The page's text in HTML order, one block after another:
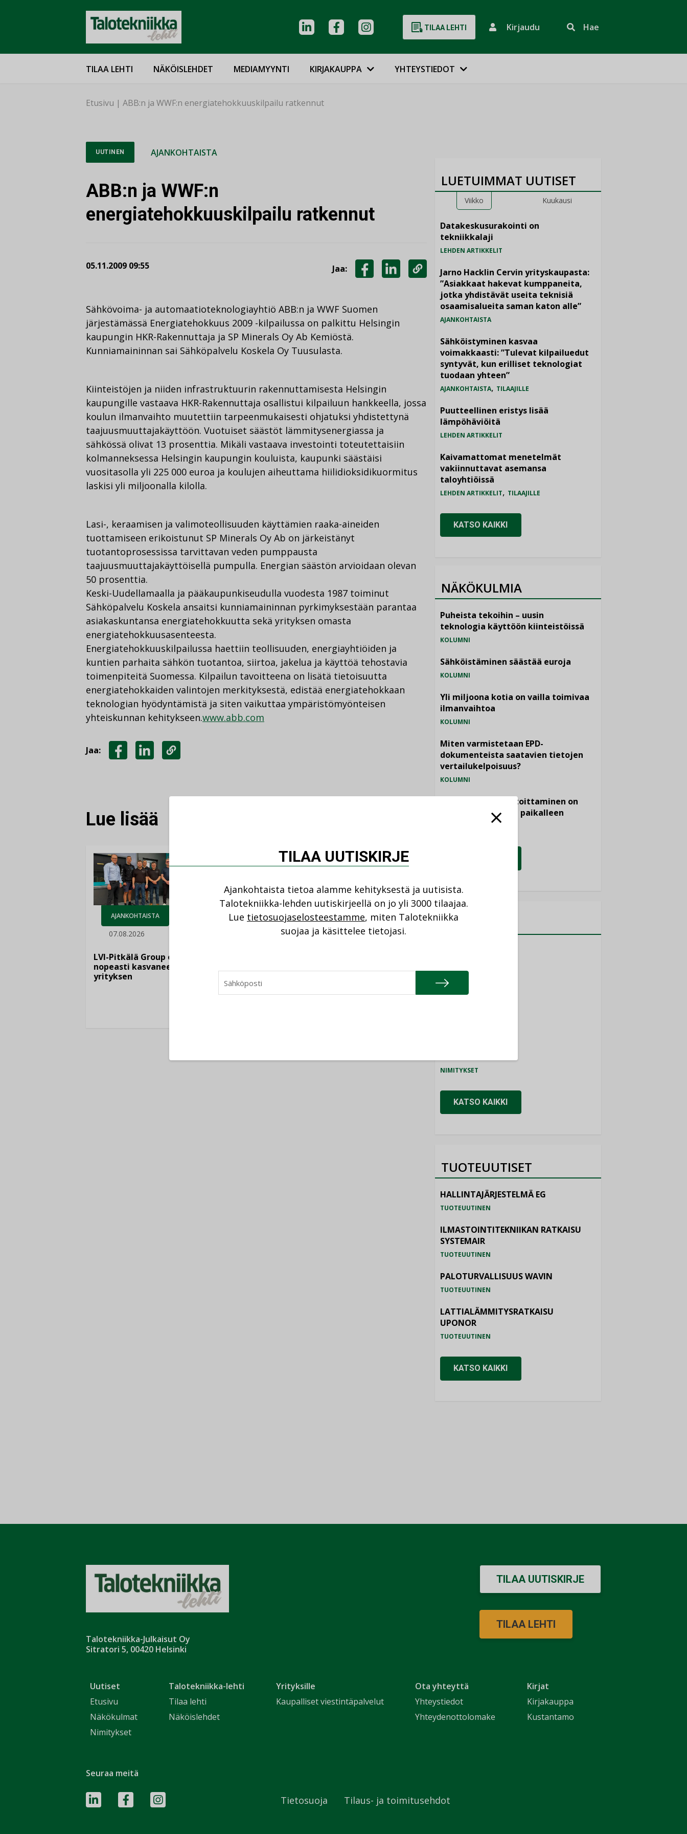
TILAA LEHTI Kirjaudu Hae
TILAA LEHTI NÄKÖISLEHDET MEDIAMYYNTI KIRJAKAUPPA YHTEYSTIEDOT
Etusivu | ABB:n ja WWF:n energiatehokkuuskilpailu ratkennut
UUTINEN AJANKOHTAISTA
ABB:n ja WWF:n
energiatehokkuuskilpailu ratkennut
05.11.2009 09:55 Jaa:
LINKEDINISSÄ
KOPIOI
LINKKI
Sähkövoima- ja automaatioteknologiayhtiö ABB:n ja WWF Suomen
järjestämässä Energiatehokkuus 2009 -kilpailussa on palkittu Helsingin
kaupungin HKR-Rakennuttaja ja SP Minerals Oy Ab Kemiöstä.
Kunniamaininnan sai Sähköpalvelu Koskela Oy Tuusulasta.
Kiinteistöjen ja niiden infrastruktuurin rakennuttamisesta Helsingin
kaupungille vastaava HKR-Rakennuttaja osallistui kilpailuun hankkeella, jossa
koulun ilmanvaihto muutettiin tarpeenmukaisesti ohjatuksi yhdistettynä
taajuusmuuttajakäyttöön. Vuotuiset säästöt lämmitysenergiassa ja
sähkössä olivat 13 prosenttia. Mikäli vastaava investointi toteutettaisiin
kolmanneksessa Helsingin kaupungin kouluista, kaupunki säästäisi
vuositasolla yli 225 000 euroa ja koulujen aiheuttama hiilidioksidikuormitus
laskisi yli miljoonalla kilolla.
Lasi-, keraamisen ja valimoteollisuuden käyttämien raaka-aineiden
tuottamiseen erikoistunut SP Minerals Oy Ab on järkeistänyt
tuotantoprosessissa tarvittavan veden pumppausta
taajuusmuuttajakäyttöisellä pumpulla. Energian säästön arvioidaan olevan
50 prosenttia.
Keski-Uudellamaalla ja pääkaupunkiseudulla vuodesta 1987 toiminut
Sähköpalvelu Koskela ansaitsi kunniamaininnan pyrkimyksestään parantaa
asiakaskuntansa energiatehokkuutta sekä yrityksen omasta
energiatehokkuusasenteesta.
Energiatehokkuuskilpailussa haettiin teollisuuden, energiayhtiöiden ja
kuntien parhaita sähkön tuotantoa, siirtoa, jakelua ja käyttöä tehostavia
toimenpiteitä Suomessa. Kilpailun tavoitteena on lisätä tietoisuutta
energiatehokkaiden valintojen merkityksestä, edistää energiatehokkaan
teknologian hyödyntämistä ja siten vaikuttaa ympäristömyönteisen
yhteiskunnan kehitykseen.www.abb.com
Jaa:
Lue lisää
AJANKOHTAISTA
07.08.2026
LVI-Pitkälä Group osti
nopeasti kasvaneen
yrityksen
Puutteellinen eristys
lisää lämpöhäviöitä
AJANKOHTAISTA
syntyvät, kun erilliset
LUETUIMMAT UUTISET
Viikko Kuukausi
Datakeskusurakointi on
tekniikkalaji
LEHDEN ARTIKKELIT
Jarno Hacklin Cervin yrityskaupasta:
”Asiakkaat hakevat kumppaneita,
jotka yhdistävät useita teknisiä
osaamisalueita saman katon alle”
AJANKOHTAISTA
Sähköistyminen kasvaa
voimakkaasti: ”Tulevat kilpailuedut
syntyvät, kun erilliset teknologiat
tuodaan yhteen”
AJANKOHTAISTA, TILAAJILLE
Puutteellinen eristys lisää
lämpöhäviöitä
LEHDEN ARTIKKELIT
Kaivamattomat menetelmät
vakiinnuttavat asemansa
taloyhtiöissä
LEHDEN ARTIKKELIT, TILAAJILLE
KATSO KAIKKI
NÄKÖKULMIA
Puheista tekoihin – uusin
teknologia käyttöön kiinteistöissä
KOLUMNI
Sähköistäminen säästää euroja
KOLUMNI
Yli miljoona kotia on vailla toimivaa
ilmanvaihtoa
KOLUMNI
Miten varmistetaan EPD-
dokumenteista saatavien tietojen
vertailukelpoisuus?
KOLUMNI
Vesi- ja viemärimitoittaminen on
jämähtänyt ajassa paikalleen
NIMITYKSET
Refair
NIMITYKSET
KATSO KAIKKI
TUOTEUUTISET
HALLINTAJÄRJESTELMÄ EG
TUOTEUUTINEN
ILMASTOINTITEKNIIKAN RATKAISU
SYSTEMAIR
TUOTEUUTINEN
PALOTURVALLISUUS WAVIN
TUOTEUUTINEN
LATTIALÄMMITYSRATKAISU
UPONOR
TUOTEUUTINEN
KATSO KAIKKI
Talotekniikka-Julkaisut Oy
Sitratori 5, 00420 Helsinki
Uutiset
Etusivu
Näkökulmat
Nimitykset
Talotekniikka-lehti
Tilaa lehti
Näköislehdet
Yrityksille
Kaupalliset viestintäpalvelut
Ota yhteyttä
Yhteystiedot
Yhteydenottolomake
Kirjat
Kirjakauppa
Kustantamo
TILAA UUTISKIRJE
TILAA LEHTI
Seuraa meitä
Tietosuoja Tilaus- ja toimitusehdot
TILAA UUTISKIRJE
Ajankohtaista tietoa alamme kehityksestä ja uutisista.
Talotekniikka-lehden uutiskirjeellä on jo yli 3000 tilaajaa.
Lue tietosuojaselosteestamme, miten Talotekniikka
suojaa ja käsittelee tietojasi.